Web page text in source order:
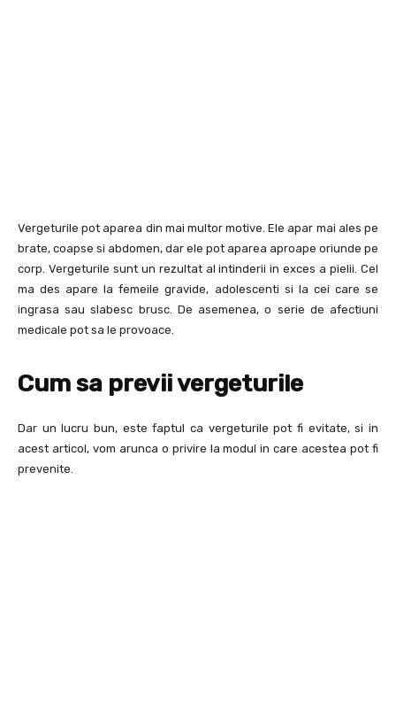
Vergeturile pot aparea din mai multor motive. Ele apar mai ales pe
brate, coapse si abdomen, dar ele pot aparea aproape oriunde pe
corp. Vergeturile sunt un rezultat al intinderii in exces a pielii. Cel
ma des apare la femeile gravide, adolescenti si la cei care se
ingrasa sau slabesc brusc. De asemenea, o serie de afectiuni
medicale pot sa le provoace.
Cum sa previi vergeturile
Dar un lucru bun, este faptul ca vergeturile pot fi evitate, si in
acest articol, vom arunca o privire la modul in care acestea pot fi
prevenite.